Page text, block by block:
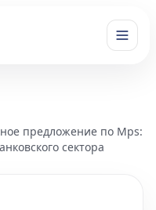
предложение по Mps:
сектора